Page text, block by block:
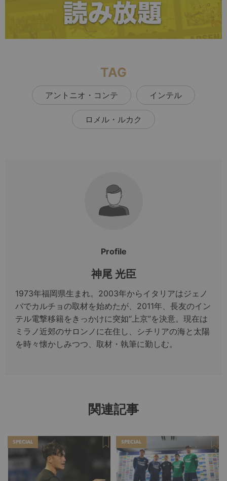
TAG
アントニオ・コンテ インテル
ロメル・ルカク
Profile
神尾 光臣
1973年福岡県生まれ。2003年からイタリアはジェノ
バでカルチョの取材を始めたが、2011年、長友のイン
テル電撃移籍をきっかけに突如“上京”を決意。現在は
ミラノ近郊のサロンノに在住し、シチリアの海と太陽
を時々懐かしみつつ、取材・執筆に勤しむ。
関連記事
SPECIAL SPECIAL